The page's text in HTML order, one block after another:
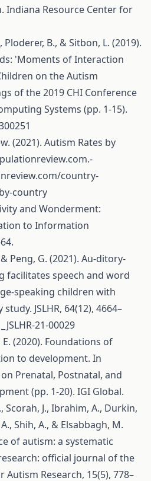
Indiana Resource Center for
B., & Sitbon, L. (2019).
'Moments of Interaction
on the Autism
of the 2019 CHI Conference
Systems (pp. 1-15).
(2021). Autism Rates by
country-
country
and Wonderment:
to Information
& Peng, G. (2021). Au-ditory-
facilitates speech and word
speaking children with
JSLHR, 64(12), 4664–
21-00029
(2020). Foundations of
to development. In
Prenatal, Postnatal, and
(pp. 1-20). IGI Global.
Scorah, J., Ibrahim, A., Durkin,
Shih, A., & Elsabbagh, M.
of autism: a systematic
official journal of the
Research, 15(5), 778–